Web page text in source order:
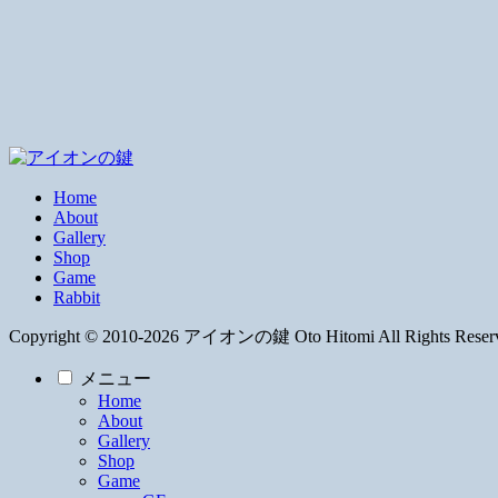
Home
About
Gallery
Shop
Game
Rabbit
Copyright © 2010-2026 アイオンの鍵 Oto Hitomi All Rights
メニュー
Home
About
Gallery
Shop
Game